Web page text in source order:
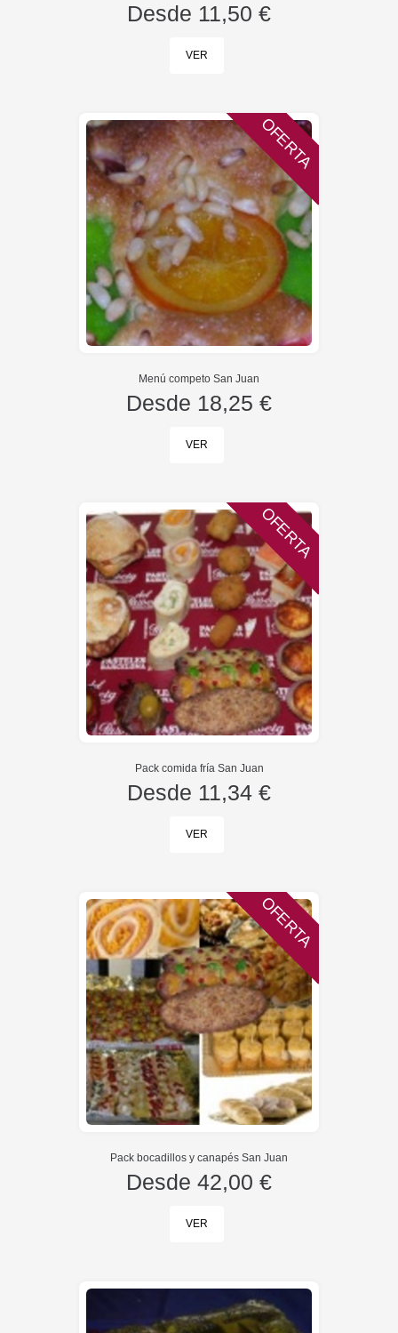
Desde 11,50 €
VER
OFERTA
Menú competo San Juan
Desde 18,25 €
VER
OFERTA
Pack comida fría San Juan
Desde 11,34 €
VER
OFERTA
Pack bocadillos y canapés San Juan
Desde 42,00 €
VER